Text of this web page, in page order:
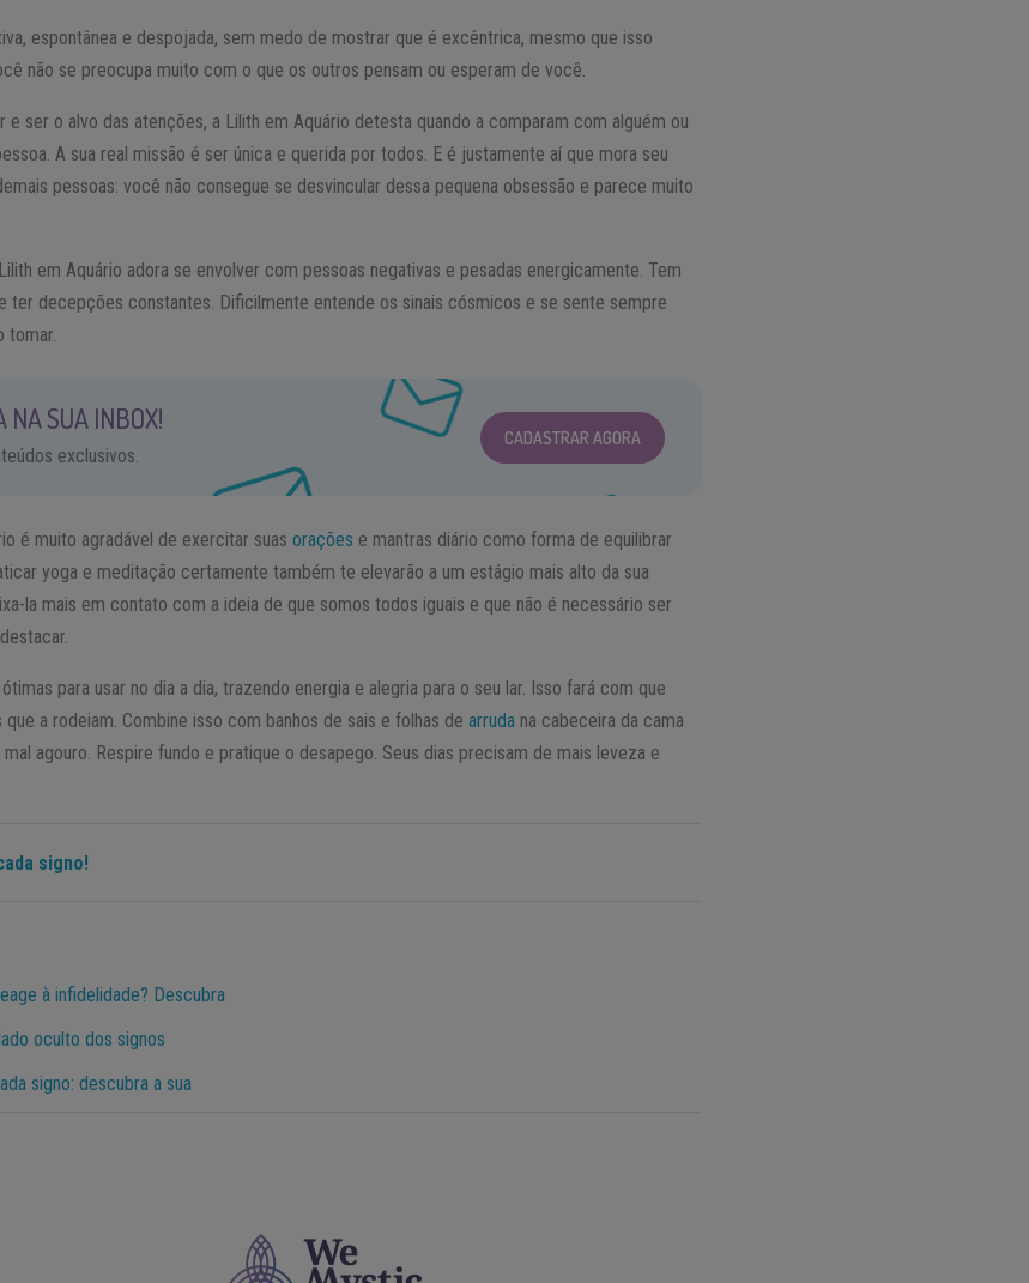
espontânea e despojada, sem medo de mostrar que é excêntrica, mesmo que isso
não se preocupa muito com o que os outros pensam ou esperam de você.
e ser o alvo das atenções, a Lilith em Aquário detesta quando a comparam com alguém ou
A sua real missão é ser única e querida por todos. E é justamente aí que mora seu
pessoas: você não consegue se desvincular dessa pequena obsessão e parece muito
em Aquário adora se envolver com pessoas negativas e pesadas energicamente. Tem
ter decepções constantes. Dificilmente entende os sinais cósmicos e se sente sempre
tomar.
NA SUA INBOX!
exclusivos.
CADASTRAR AGORA
é muito agradável de exercitar suasorações e mantras diário como forma de equilibrar
yoga e meditação certamente também te elevarão a um estágio mais alto da sua
la mais em contato com a ideia de que somos todos iguais e que não é necessário ser
para usar no dia a dia, trazendo energia e alegria para o seu lar. Isso fará com que
que a rodeiam. Combine isso com banhos de sais e folhas dearruda na cabeceira da cama
mal agouro. Respire fundo e pratique o desapego. Seus dias precisam de mais leveza e
signo!
à infidelidade? Descubra
oculto dos signos
signo: descubra a sua